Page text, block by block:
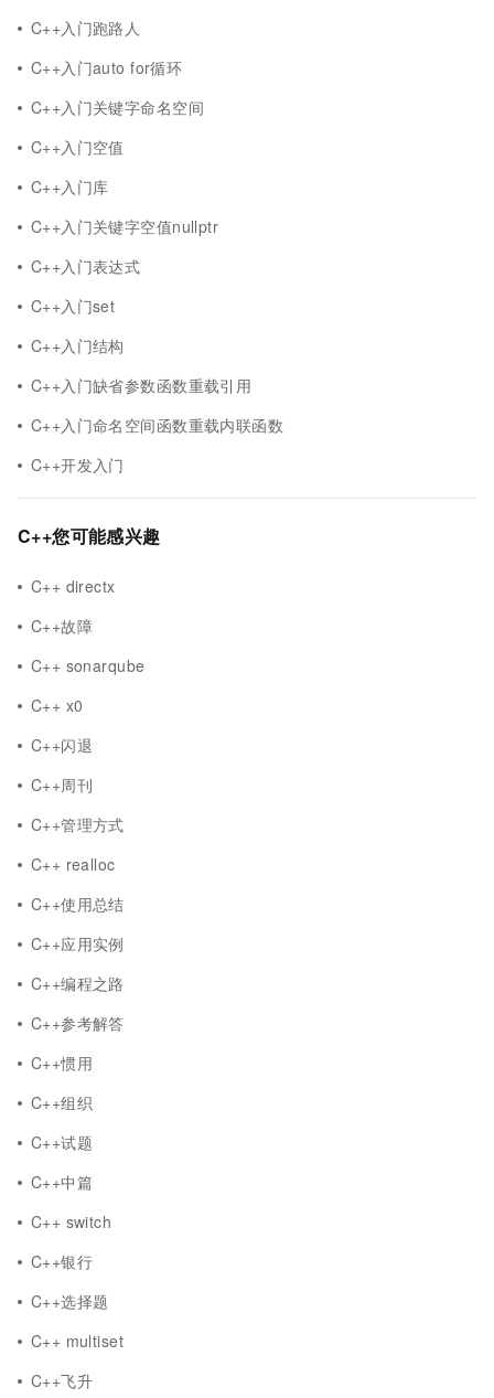
C++入门跑路人
C++入门auto for循环
C++入门关键字命名空间
C++入门空值
C++入门库
C++入门关键字空值nullptr
C++入门表达式
C++入门set
C++入门结构
C++入门缺省参数函数重载引用
C++入门命名空间函数重载内联函数
C++开发入门
C++您可能感兴趣
C++ directx
C++故障
C++ sonarqube
C++ x0
C++闪退
C++周刊
C++管理方式
C++ realloc
C++使用总结
C++应用实例
C++编程之路
C++参考解答
C++惯用
C++组织
C++试题
C++中篇
C++ switch
C++银行
C++选择题
C++ multiset
C++飞升